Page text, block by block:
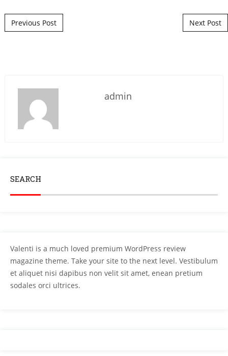
Post navigation
Previous Post Next Post
admin
SEARCH
Valenti is a much loved premium WordPress review
magazine theme. Take your site to the next level. Vestibulum
et aliquet nisi dapibus non velit sit amet, enean pretium
sodales orci ultrices.